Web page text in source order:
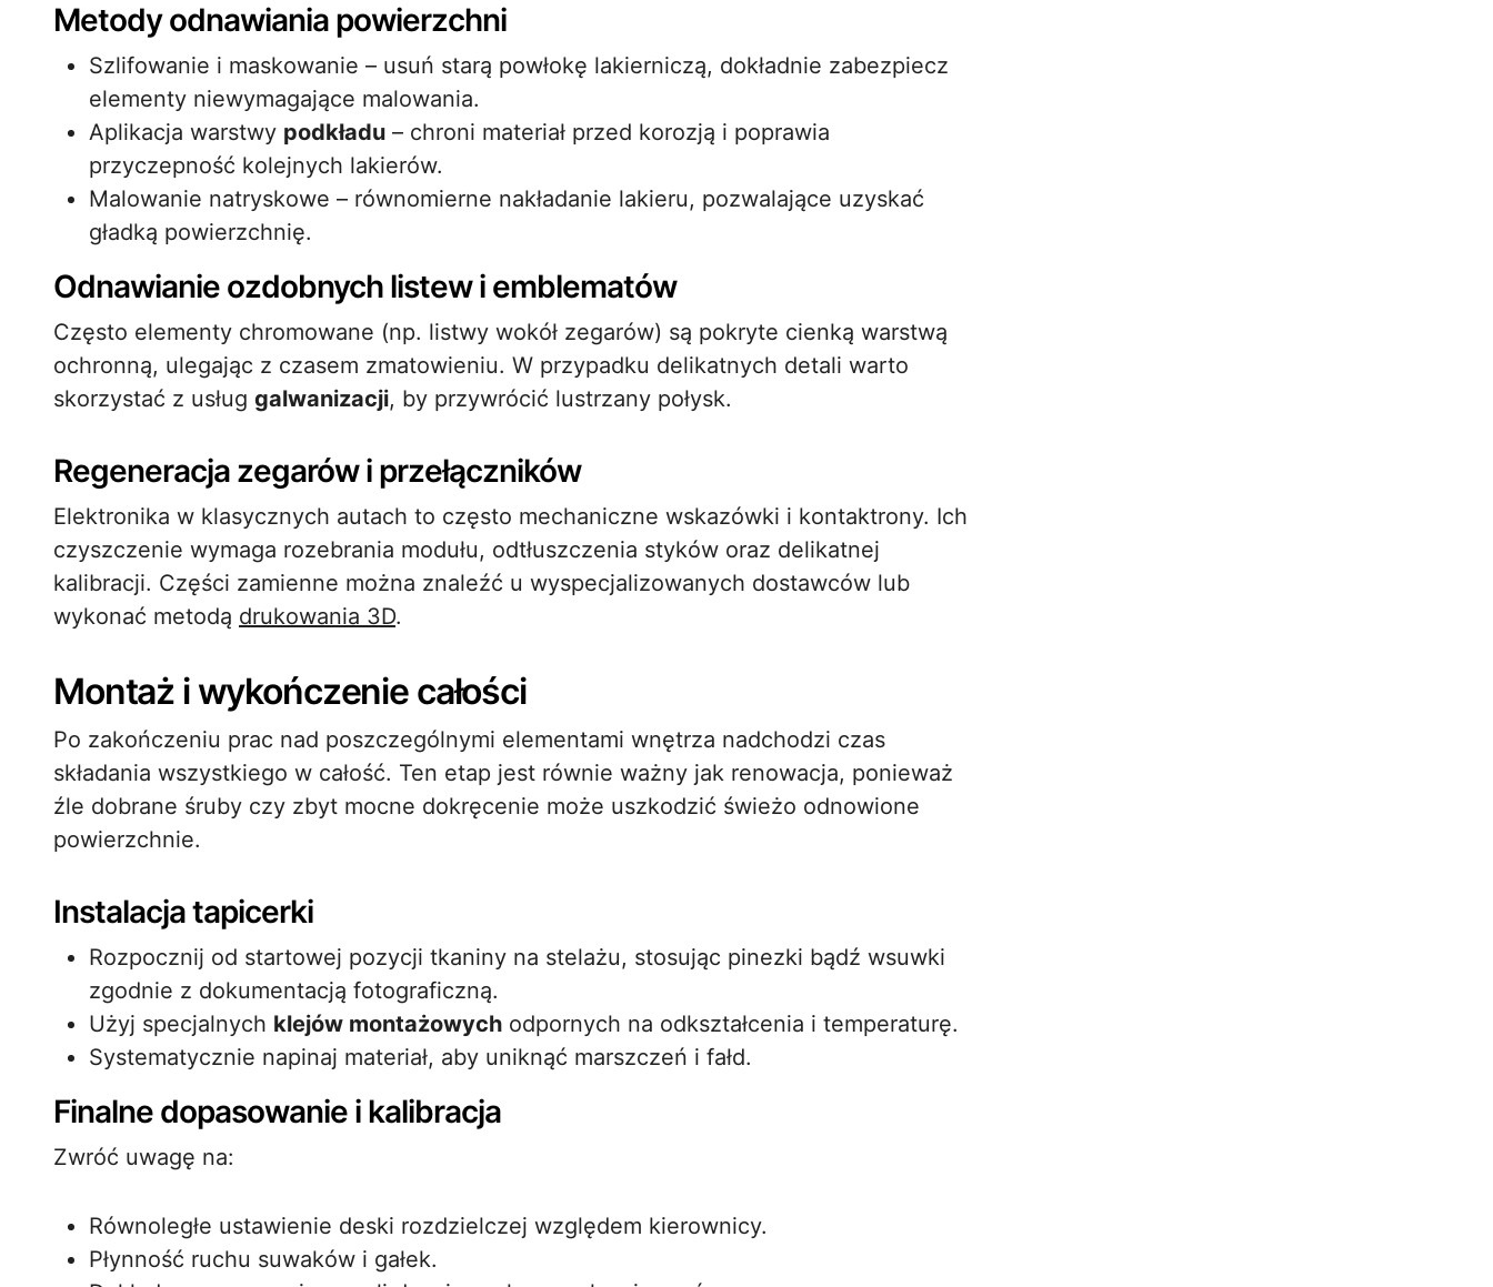
Metody odnawiania powierzchni
Szlifowanie i maskowanie – usuń starą powłokę lakierniczą, dokładnie zabezpiecz
elementy niewymagające malowania.
Aplikacja warstwy podkładu – chroni materiał przed korozją i poprawia
przyczepność kolejnych lakierów.
Malowanie natryskowe – równomierne nakładanie lakieru, pozwalające uzyskać
gładką powierzchnię.
Odnawianie ozdobnych listew i emblematów
Często elementy chromowane (np. listwy wokół zegarów) są pokryte cienką warstwą
ochronną, ulegając z czasem zmatowieniu. W przypadku delikatnych detali warto
skorzystać z usług galwanizacji, by przywrócić lustrzany połysk.
Regeneracja zegarów i przełączników
Elektronika w klasycznych autach to często mechaniczne wskazówki i kontaktrony. Ich
czyszczenie wymaga rozebrania modułu, odtłuszczenia styków oraz delikatnej
kalibracji. Części zamienne można znaleźć u wyspecjalizowanych dostawców lub
wykonać metodą drukowania 3D.
Montaż i wykończenie całości
Po zakończeniu prac nad poszczególnymi elementami wnętrza nadchodzi czas
składania wszystkiego w całość. Ten etap jest równie ważny jak renowacja, ponieważ
źle dobrane śruby czy zbyt mocne dokręcenie może uszkodzić świeżo odnowione
powierzchnie.
Instalacja tapicerki
Rozpocznij od startowej pozycji tkaniny na stelażu, stosując pinezki bądź wsuwki
zgodnie z dokumentacją fotograficzną.
Użyj specjalnych klejów montażowych odpornych na odkształcenia i temperaturę.
Systematycznie napinaj materiał, aby uniknąć marszczeń i fałd.
Finalne dopasowanie i kalibracja
Zwróć uwagę na:
Równoległe ustawienie deski rozdzielczej względem kierownicy.
Płynność ruchu suwaków i gałek.